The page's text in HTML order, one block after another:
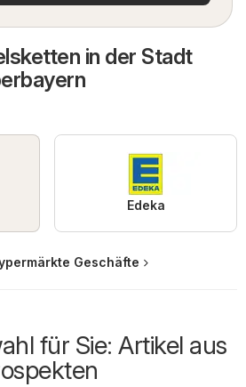
in der Stadt
Edeka
Geschäfte
für Sie: Artikel aus